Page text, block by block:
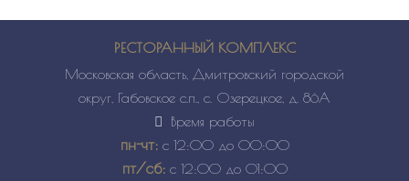
РЕСТОРАННЫЙ КОМПЛЕКС
Московская область, Дмитровский городской
округ, Габовское с.п., с. Озерецкое, д. 86А
Время работы
пн-чт:с 12:00 до 00:00
пт/сб:с 12:00 до 01:00